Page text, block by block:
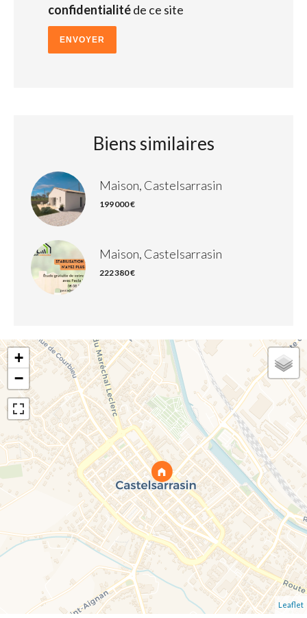
confidentialitéde ce site
ENVOYER
Biens similaires
Maison, Castelsarrasin
199 000 €
Maison, Castelsarrasin
222 380 €
+
−
Leaflet